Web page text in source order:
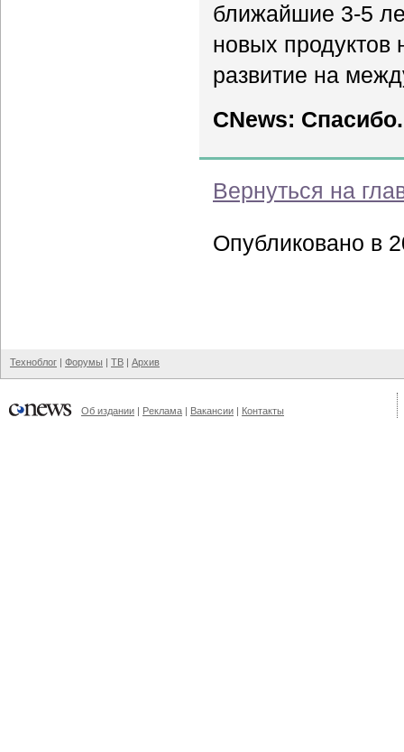
ближайшие 3-5
новых
развитие на
CNews: Спасибо.
Вернуться на
Опубликовано в
Техноблог | Форумы | ТВ | Архив
Об издании | Реклама | Вакансии | Контакты